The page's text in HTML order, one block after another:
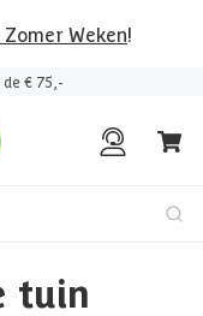
Weken!
€ 75,-
tuin